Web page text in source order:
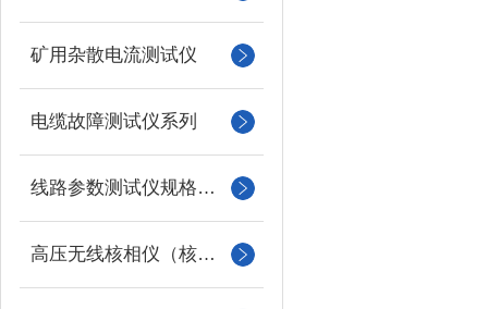
矿用杂散电流测试仪
电缆故障测试仪系列
线路参数测试仪规格型号
高压无线核相仪（核相器）